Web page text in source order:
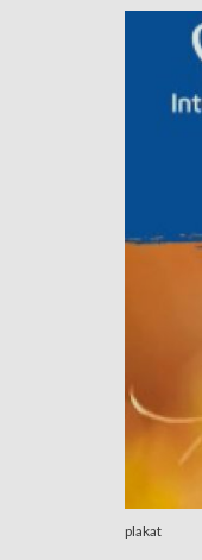
plakat